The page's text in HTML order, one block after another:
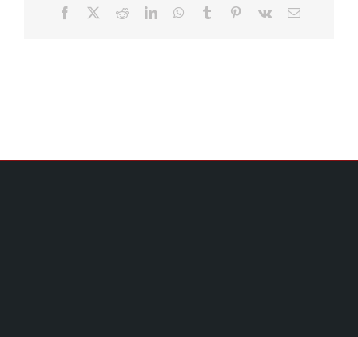
Facebook RedditLinkedInWhatsApp
Tumblr Pinterest
Vk Email